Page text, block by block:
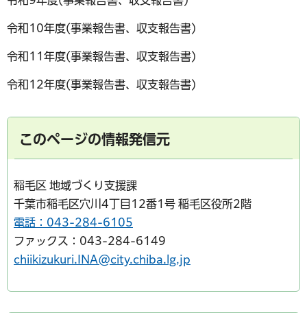
令和10年度(事業報告書、収支報告書)
令和11年度(事業報告書、収支報告書)
令和12年度(事業報告書、収支報告書)
このページの情報発信元
稲毛区 地域づくり支援課
千葉市稲毛区穴川4丁目12番1号 稲毛区役所2階
電話：043-284-6105
ファックス：043-284-6149
chiikizukuri.INA@city.chiba.lg.jp